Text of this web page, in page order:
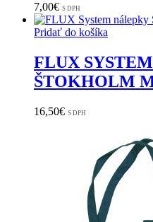
7,00€ S DPH
Pridať do košíka
FLUX
ŠTOKHOLM
16,50€ S DPH